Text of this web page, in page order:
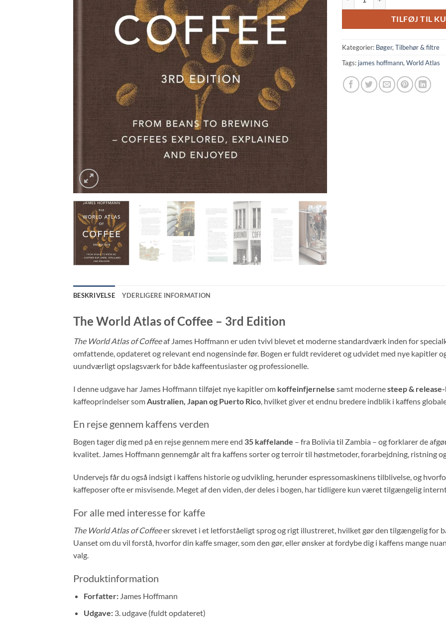
TILFØJ TIL
Kategorier: Bøger, Tilbehør & filtre
Tags: james hoffmann, World Atlas
BESKRIVELSE YDERLIGERE INFORMATION
The World Atlas of Coffee – 3rd Edition
The World Atlas of Coffeeaf James Hoffmann er uden tvivl blevet et moderne standardværk inden for
omfattende, opdateret og relevant end nogensinde før. Bogen er fuldt revideret og udvidet med nye kapitler
uundværligt opslagsværk for både kaffeentusiaster og professionelle.
I denne udgave har James Hoffmann tilføjet nye kapitler om koffeinfjernelse samt modernesteep &
kaffeoprindelser som Australien, Japan og Puerto Rico , hvilket giver et endnu bredere indblik i kaffens
En rejse gennem kaffens verden
Bogen tager dig med på en rejse gennem mere end 35 kaffelande – fra Bolivia til Zambia – og forklarer de
kvalitet. James Hoffmann gennemgår alt fra kaffens sorter og terroir til høstmetoder, forarbejdning, ristning
Undervejs får du også indsigt i kaffens historie og udvikling, herunder espressomaskinens tilblivelse, og
kaffeposer ofte er misvisende. Meget af den viden, der deles i bogen, har tidligere kun været tilgængelig
For alle med interesse for kaffe
The World Atlas of Coffeeer skrevet i et letforståeligt sprog og rigt illustreret, hvilket gør den tilgængelig for
Uanset om du vil forstå, hvorfor din kaffe smager, som den gør, eller ønsker at fordybe dig i kaffens mange
valg.
Produktinformation
Forfatter:James Hoffmann
Udgave:3. udgave (fuldt opdateret)